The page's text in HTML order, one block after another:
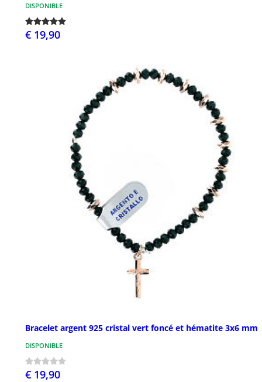
DISPONIBLE
€ 19,90
Bracelet argent 925 cristal vert foncé et hématite 3x6 mm
DISPONIBLE
€ 19,90